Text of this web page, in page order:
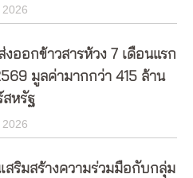
2026
ออกข้าวสารห้วง 7 เดือนแรก
มูลค่ามากกว่า 415 ล้าน
สหรัฐ
2026
สริมสร้างความร่วมมือกับกลุ่ม